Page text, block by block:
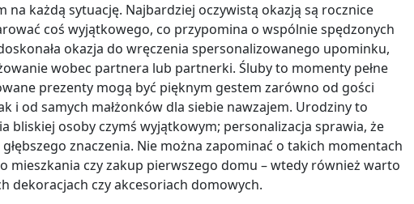
na każdą sytuację. Najbardziej oczywistą okazją są rocznice
coś wyjątkowego, co przypomina o wspólnie spędzonych
okazja do wręczenia spersonalizowanego upominku,
wobec partnera lub partnerki. Śluby to momenty pełne
prezenty mogą być pięknym gestem zarówno od gości
i od samych małżonków dla siebie nawzajem. Urodziny to
bliskiej osoby czymś wyjątkowym; personalizacja sprawia, że
znaczenia. Nie można zapominać o takich momentach
mieszkania czy zakup pierwszego domu – wtedy również warto
dekoracjach czy akcesoriach domowych.